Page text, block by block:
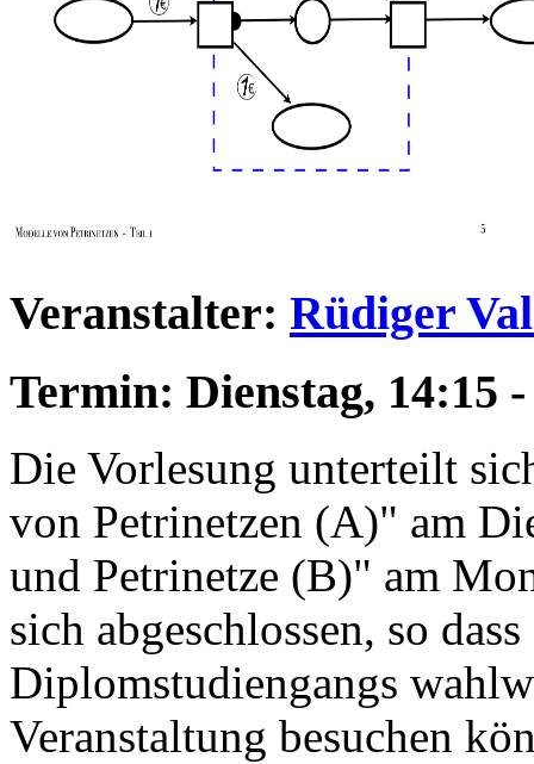
Veranstalter: Rüdiger
Termin: Dienstag, 14:15
Die Vorlesung unterteilt
von Petrinetzen (A)" am
und Petrinetze (B)" am
sich abgeschlossen, so
Diplomstudiengangs
Veranstaltung besuchen